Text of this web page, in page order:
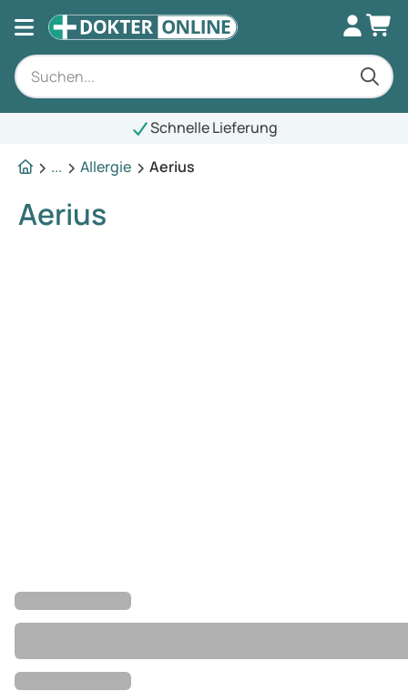
Schnelle Lieferung
...
Allergie Aerius
Aerius